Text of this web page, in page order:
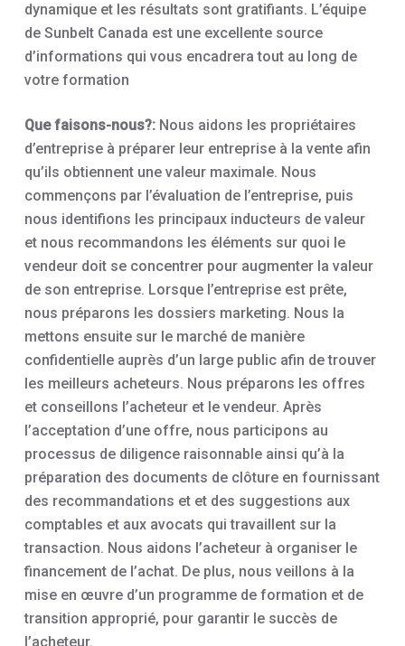
dynamique et les résultats sont gratifiants. L’équipe
de Sunbelt Canada est une excellente source
d’informations qui vous encadrera tout au long de
votre formation
Que faisons-nous?: Nous aidons les propriétaires
d’entreprise à préparer leur entreprise à la vente afin
qu’ils obtiennent une valeur maximale. Nous
commençons par l’évaluation de l’entreprise, puis
nous identifions les principaux inducteurs de valeur
et nous recommandons les éléments sur quoi le
vendeur doit se concentrer pour augmenter la valeur
de son entreprise. Lorsque l’entreprise est prête,
nous préparons les dossiers marketing. Nous la
mettons ensuite sur le marché de manière
confidentielle auprès d’un large public afin de trouver
les meilleurs acheteurs. Nous préparons les offres
et conseillons l’acheteur et le vendeur. Après
l’acceptation d’une offre, nous participons au
processus de diligence raisonnable ainsi qu’à la
préparation des documents de clôture en fournissant
des recommandations et et des suggestions aux
comptables et aux avocats qui travaillent sur la
transaction. Nous aidons l’acheteur à organiser le
financement de l’achat. De plus, nous veillons à la
mise en œuvre d’un programme de formation et de
transition approprié, pour garantir le succès de
l’acheteur.